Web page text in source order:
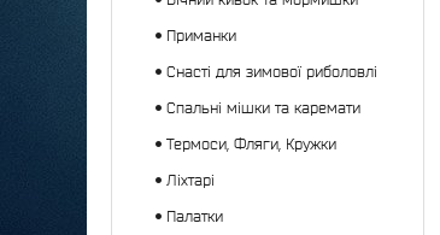
Приманки
Снасті для зимової риболовлі
Спальні мішки та каремати
Термоси, Фляги, Кружки
Ліхтарі
Палатки